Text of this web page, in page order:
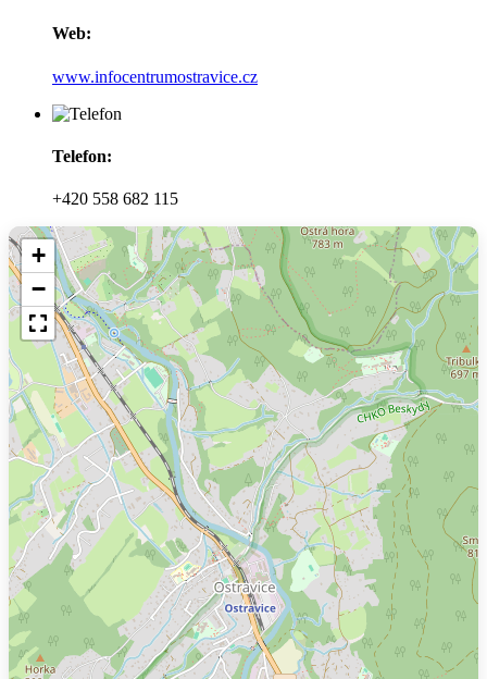
Web:
www.infocentrumostravice.cz
Telefon:
+420 558 682 115
+
−